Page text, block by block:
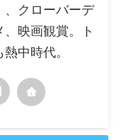
、クローバーデ
映画観賞。ト
中時代。